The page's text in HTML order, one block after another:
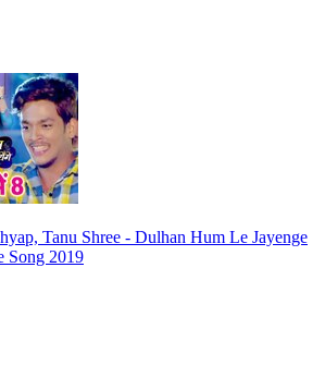
Tanu Shree - Dulhan Hum Le Jayenge
Song 2019